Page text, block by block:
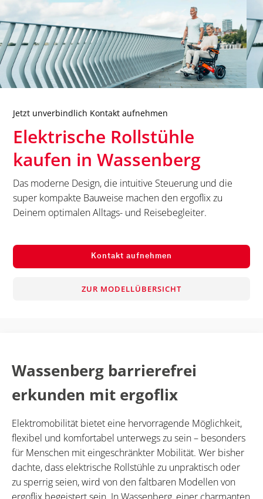
Jetzt unverbindlich Kontakt aufnehmen
Elektrische Rollstühle
kaufen inWassenberg
Das moderne Design, die intuitive Steuerung und die
super kompakte Bauweise machen den ergoflix zu
Deinem optimalen Alltags- und Reisebegleiter.
Kontakt aufnehmen
ZUR MODELLÜBERSICHT
Wassenberg barrierefrei
erkunden mit ergoflix
Elektromobilität bietet eine hervorragende Möglichkeit,
flexibel und komfortabel unterwegs zu sein – besonders
für Menschen mit eingeschränkter Mobilität. Wer bisher
dachte, dass elektrische Rollstühle zu unpraktisch oder
zu sperrig seien, wird von den faltbaren Modellen von